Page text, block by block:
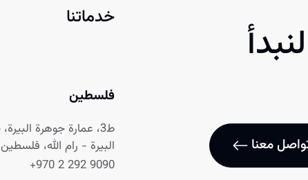
معنا
خدماتنا
فلسطين
ط3، عمارة جوهرة البيرة، شارع نابلس
البيرة - رام الله، فلسطين
+970 2 292 9090